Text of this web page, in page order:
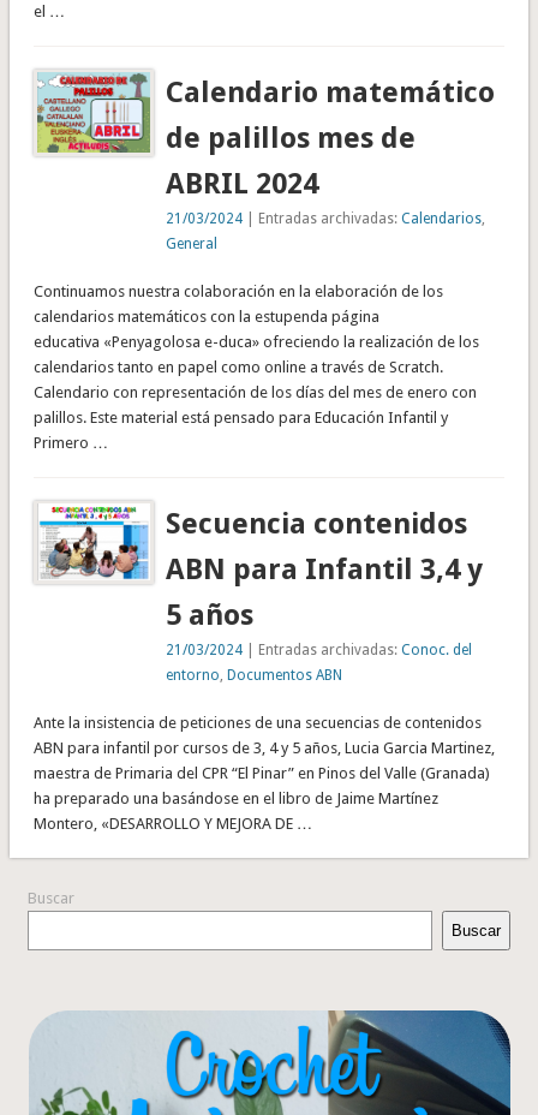
el …
Calendario matemático
de palillos mes de
ABRIL 2024
21/03/2024 | Entradas archivadas:Calendarios
General
Continuamos nuestra colaboración en la elaboración de los
calendarios matemáticos con la estupenda página
educativa «Penyagolosa e-duca» ofreciendo la realización de los
calendarios tanto en papel como online a través de Scratch.
Calendario con representación de los días del mes de enero con
palillos. Este material está pensado para Educación Infantil y
Primero …
Secuencia contenidos
ABN para Infantil 3,4 y
5 años
21/03/2024 | Entradas archivadas:Conoc. del
entorno ,Documentos ABN
Ante la insistencia de peticiones de una secuencias de contenidos
ABN para infantil por cursos de 3, 4 y 5 años, Lucia Garcia Martinez,
maestra de Primaria del CPR “El Pinar” en Pinos del Valle (Granada)
ha preparado una basándose en el libro de Jaime Martínez
Montero, «DESARROLLO Y MEJORA DE …
Buscar
Buscar